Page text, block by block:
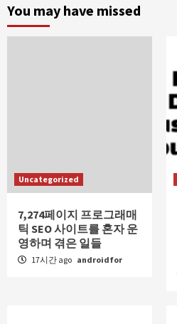
You may have missed
Uncategorized
7,274페이지 프로그래매
틱 SEO 사이트를 혼자 운
영하며 겪은 일들
17시간 ago androidfor